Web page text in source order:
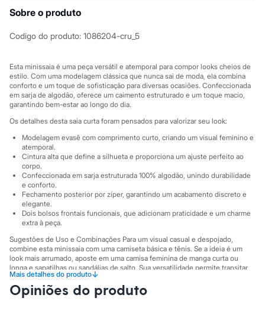
Relógios
Botas
Sandálias
Sapatilhas
Tênis
Marcas
City
Clock House
Sawary
Yessica
Moda esportiva
Acessórios
Blusas
Calçados
Leggings
Shorts e Bermudas
Tops
Moda íntima
Calcinhas
Cintas e Modeladores
Meias
Pijamas
Sutiãs e Tops
Moda praia
Sobre o produto
Codigo do produto: 1086204-cru_5
Esta minissaia é uma peça versátil e atemporal para compor looks cheios de
estilo. Com uma modelagem clássica que nunca sai de moda, ela combina
conforto e um toque de sofisticação para diversas ocasiões. Confeccionada
em sarja de algodão, oferece um caimento estruturado e um toque macio,
garantindo bem-estar ao longo do dia.
Os detalhes desta saia curta foram pensados para valorizar seu look:
Modelagem evasê com comprimento curto, criando um visual feminino e
atemporal.
Cintura alta que define a silhueta e proporciona um ajuste perfeito ao
corpo.
Confeccionada em sarja estruturada 100% algodão, unindo durabilidade
e conforto.
Fechamento posterior por zíper, garantindo um acabamento discreto e
elegante.
Dois bolsos frontais funcionais, que adicionam praticidade e um charme
extra à peça.
Sugestões de Uso e Combinações Para um visual casual e despojado,
combine esta minissaia com uma camiseta básica e tênis. Se a ideia é um
look mais arrumado, aposte em uma camisa feminina de manga curta ou
longa e sapatilhas ou sandálias de salto. Sua versatilidade permite transitar
facilmente entre o dia e a noite, adaptando-se ao seu estilo.
A gente se encontra na C&A! ❤
Mais detalhes do produto↓
Opiniões do produto